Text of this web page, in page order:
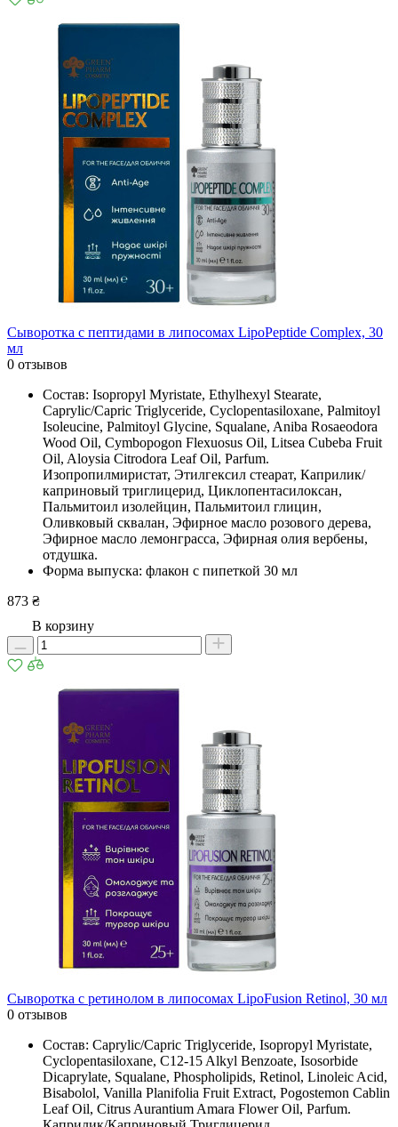
Сыворотка с пептидами в липосомах LipoPeptide Complex, 30
мл
0 отзывов
Состав: Isopropyl Myristate, Ethylhexyl Stearate,
Caprylic/Capric Triglyceride, Cyclopentasiloxane, Palmitoyl
Isoleucine, Palmitoyl Glycine, Squalane, Aniba Rosaeodora
Wood Oil, Cymbopogon Flexuosus Oil, Litsea Cubeba Fruit
Oil, Aloysia Citrodora Leaf Oil, Parfum.
Изопропилмиристат, Этилгексил стеарат, Каприлик/
каприновый триглицерид, Циклопентасилоксан,
Пальмитоил изолейцин, Пальмитоил глицин,
Оливковый сквалан, Эфирное масло розового дерева,
Эфирное масло лемонграсса, Эфирная олия вербены,
отдушка.
Форма выпуска: флакон с пипеткой 30 мл
873 ₴
В корзину
Сыворотка с ретинолом в липосомах LipoFusion Retinol, 30 мл
0 отзывов
Состав: Caprylic/Capric Triglyceride, Isopropyl Myristate,
Cyclopentasiloxane, C12-15 Alkyl Benzoate, Isosorbide
Dicaprylate, Squalane, Phospholipids, Retinol, Linoleic Acid,
Bisabolol, Vanilla Planifolia Fruit Extract, Pogostemon Cablin
Leaf Oil, Citrus Aurantium Amara Flower Oil, Parfum.